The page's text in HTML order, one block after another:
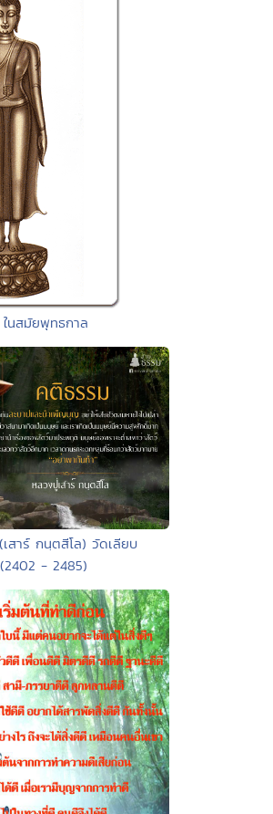
นสมัยพุทธกาล
สาร์ กนฺตสีโล) วัดเลียบ
- 2485)